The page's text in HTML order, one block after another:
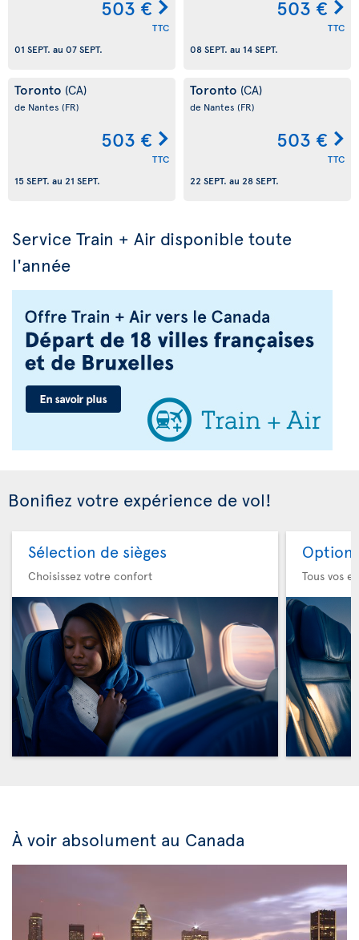
503 €
TTC
01 SEPT. au 07 SEPT.
503 €
TTC
08 SEPT. au 14 SEPT.
Toronto (CA)
de Nantes (FR)
503 €
TTC
15 SEPT. au 21 SEPT.
Toronto (CA)
de Nantes (FR)
503 €
TTC
22 SEPT. au 28 SEPT.
Service Train + Air disponible toute
l'année
Bonifiez votre expérience de vol!
Sélection de sièges
Choisissez votre confort
Option
Tous vos
À voir absolument au Canada